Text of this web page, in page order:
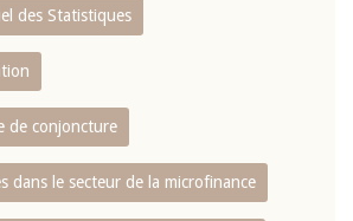
des Statistiques
de conjoncture
dans le secteur de la microfinance